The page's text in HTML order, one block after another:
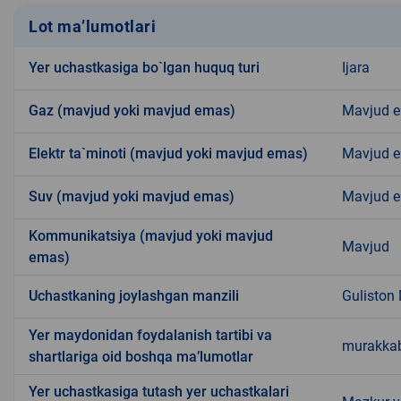
Lot ma’lumotlari
Yer uchastkasiga bo`lgan huquq turi Ijara
Gaz (mavjud yoki mavjud emas) Mavjud
Elektr ta`minoti (mavjud yoki mavjud emas) Mavjud
Suv (mavjud yoki mavjud emas) Mavjud
Kommunikatsiya (mavjud yoki mavjud
emas)
Mavjud
Uchastkaning joylashgan manzili Guliston
Yer maydonidan foydalanish tartibi va
shartlariga oid boshqa ma’lumotlar
Yer uchastkasiga tutash yer uchastkalari